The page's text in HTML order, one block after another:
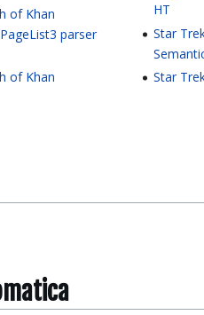
of Khan
parser
of Khan
HT
Star
Star